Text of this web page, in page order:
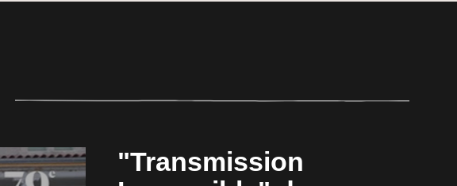
"Transmission